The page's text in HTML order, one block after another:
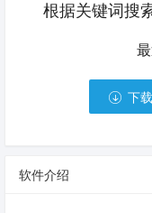
根据关键词搜
下
软件介绍